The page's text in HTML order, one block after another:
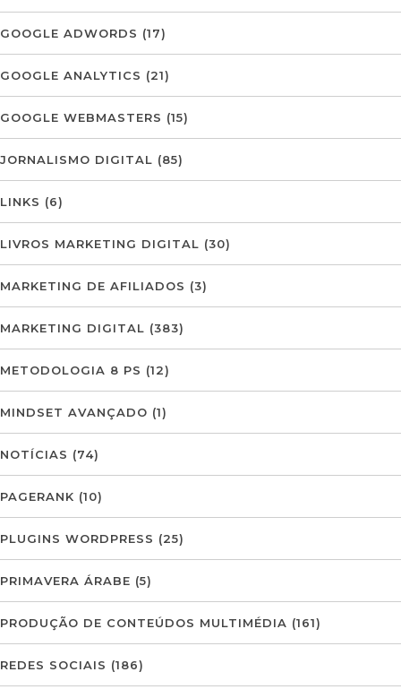
GOOGLE ADWORDS (17)
GOOGLE ANALYTICS (21)
GOOGLE WEBMASTERS (15)
JORNALISMO DIGITAL (85)
LINKS (6)
LIVROS MARKETING DIGITAL (30)
MARKETING DE AFILIADOS (3)
MARKETING DIGITAL (383)
METODOLOGIA 8 PS (12)
MINDSET AVANÇADO (1)
NOTÍCIAS (74)
PAGERANK (10)
PLUGINS WORDPRESS (25)
PRIMAVERA ÁRABE (5)
PRODUÇÃO DE CONTEÚDOS MULTIMÉDIA (161)
REDES SOCIAIS (186)